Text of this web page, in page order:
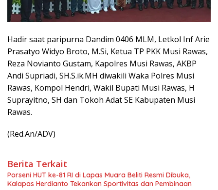
Hadir saat paripurna Dandim 0406 MLM, Letkol Inf Arie
Prasatyo Widyo Broto, M.Si, Ketua TP PKK Musi Rawas,
Reza Novianto Gustam, Kapolres Musi Rawas, AKBP
Andi Supriadi, SH.S.ik.MH diwakili Waka Polres Musi
Rawas, Kompol Hendri, Wakil Bupati Musi Rawas, H
Suprayitno, SH dan Tokoh Adat SE Kabupaten Musi
Rawas.
(Red.An/ADV)
Berita Terkait
Porseni HUT ke-81 RI di Lapas Muara Beliti Resmi Dibuka,
Kalapas Herdianto Tekankan Sportivitas dan Pembinaan